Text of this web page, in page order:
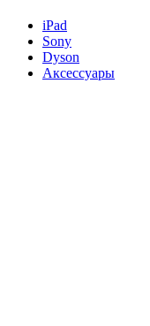
iPad
Sony
Dyson
Аксессуары